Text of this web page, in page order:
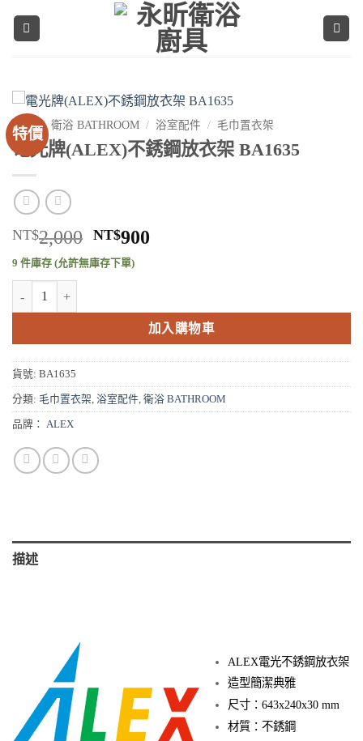
特價
首頁 / 衛浴 BATHROOM / 浴室配件 / 毛巾置衣架
電光牌(ALEX)不銹鋼放衣架 BA1635
NT$2,000 原
始
NT$2,000。
NT$900
NT$900。
9 件庫存 (允許無庫存下單)
加入購物車
貨號: BA1635
分類: 毛巾置衣架, 浴室配件, 衛浴 BATHROOM
品牌： ALEX
描述
ALEX電光不銹鋼放衣架
造型簡潔典雅
尺寸：643x240x30 mm
材質：不銹鋼